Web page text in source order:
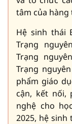
tâm của
Hệ sinh thái
Trạng
Trạng
Trạng
phẩm giáo
cận, kết nối,
nghệ cho
2025, hệ sinh